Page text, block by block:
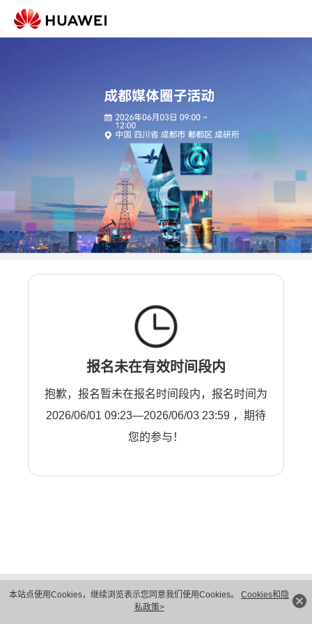
本站点使用Cookies，继续浏览表示您同意我们使用Cookies。 Cookies和隐
私政策>
报名未在有效时间段内
抱歉，报名暂未在报名时间段内，报名时间为
2026/06/01 09:23—2026/06/03 23:59 ，期待
您的参与！
隐私保护
法律声明